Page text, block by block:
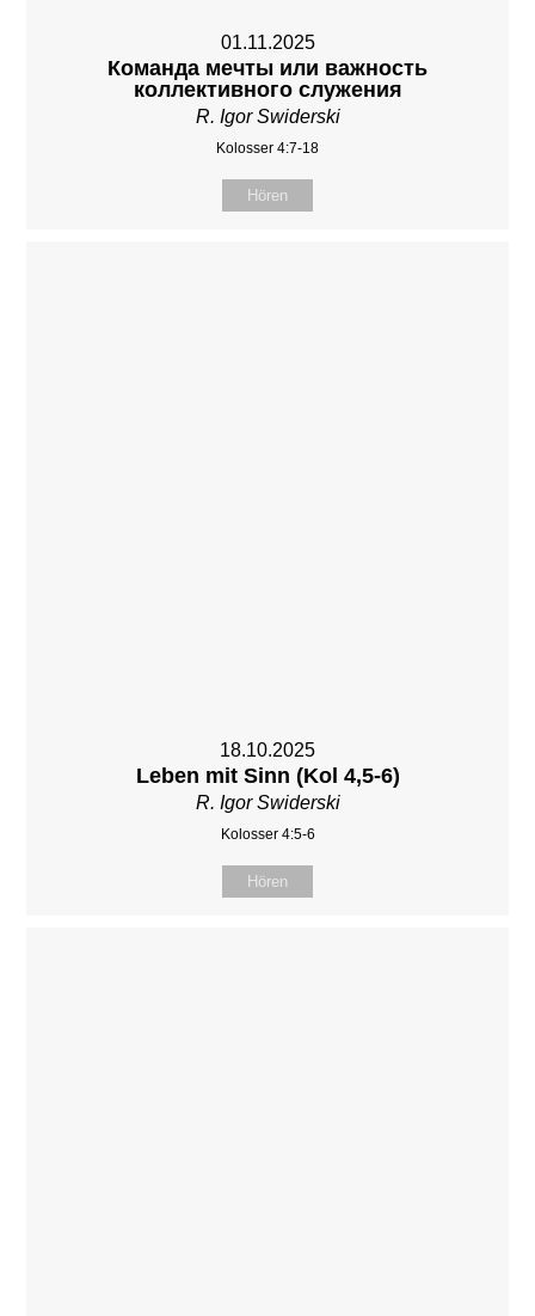
01.11.2025
Команда мечты или важность
коллективного служения
R. Igor Swiderski
Kolosser 4:7-18
Hören
18.10.2025
Leben mit Sinn (Kol 4,5-6)
R. Igor Swiderski
Kolosser 4:5-6
Hören